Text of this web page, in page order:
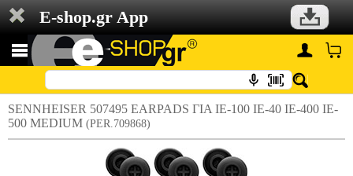
E-shop.gr App
SENNHEISER 507495 EARPADS ΓΙΑ IE-100 IE-40 IE-400 IE-
500 MEDIUM (PER.709868)